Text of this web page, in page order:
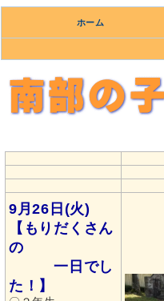
ホーム
9月26日(火)
【もりだくさん
の
一日でし
た！】